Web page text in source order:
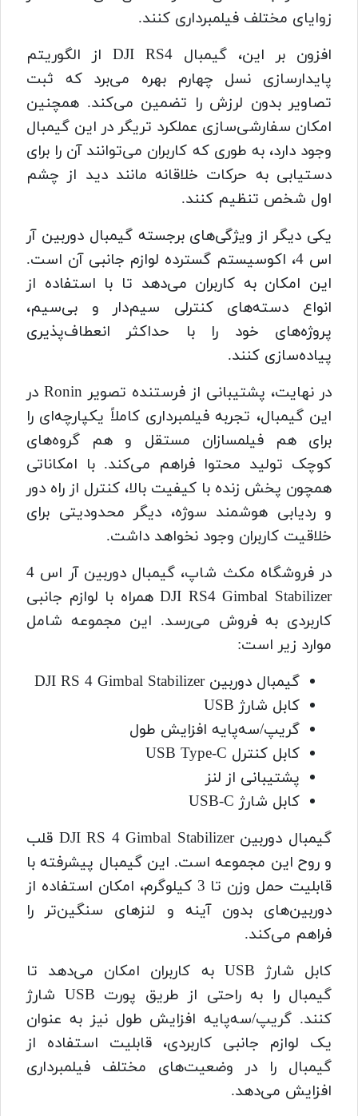
زوایای مختلف فیلمبرداری کنند.
افزون بر این، گیمبال DJI RS4 از الگوریتم
پایدارسازی نسل چهارم بهره می‌برد که ثبت
تصاویر بدون لرزش را تضمین می‌کند. همچنین
امکان سفارشی‌سازی عملکرد تریگر در این گیمبال
وجود دارد، به طوری که کاربران می‌توانند آن را برای
دستیابی به حرکات خلاقانه مانند دید از چشم
اول شخص تنظیم کنند.
یکی دیگر از ویژگی‌های برجسته گیمبال دوربین آر
اس 4، اکوسیستم گسترده لوازم جانبی آن است.
این امکان به کاربران می‌دهد تا با استفاده از
انواع دسته‌های کنترلی سیم‌دار و بی‌سیم،
پروژه‌های خود را با حداکثر انعطاف‌پذیری
پیاده‌سازی کنند.
در نهایت، پشتیبانی از فرستنده تصویر Ronin در
این گیمبال، تجربه فیلمبرداری کاملاً یکپارچه‌ای را
برای هم فیلمسازان مستقل و هم گروه‌های
کوچک تولید محتوا فراهم می‌کند. با امکاناتی
همچون پخش زنده با کیفیت بالا، کنترل از راه دور
و ردیابی هوشمند سوژه، دیگر محدودیتی برای
خلاقیت کاربران وجود نخواهد داشت.
در فروشگاه مکث شاپ، گیمبال دوربین آر اس 4
DJI RS4 Gimbal Stabilizer همراه با لوازم جانبی
کاربردی به فروش می‌رسد. این مجموعه شامل
موارد زیر است:
گیمبال دوربین DJI RS 4 Gimbal Stabilizer
کابل شارژ USB
گریپ/سه‌پایه افزایش طول
کابل کنترل USB Type-C
پشتیبانی از لنز
کابل شارژ USB-C
گیمبال دوربین DJI RS 4 Gimbal Stabilizer قلب
و روح این مجموعه است. این گیمبال پیشرفته با
قابلیت حمل وزن تا 3 کیلوگرم، امکان استفاده از
دوربین‌های بدون آینه و لنزهای سنگین‌تر را
فراهم می‌کند.
کابل شارژ USB به کاربران امکان می‌دهد تا
گیمبال را به راحتی از طریق پورت USB شارژ
کنند. گریپ/سه‌پایه افزایش طول نیز به عنوان
یک لوازم جانبی کاربردی، قابلیت استفاده از
گیمبال را در وضعیت‌های مختلف فیلمبرداری
افزایش می‌دهد.